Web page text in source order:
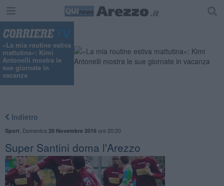
«La mia routine estiva
mattutina»: Kimi
Antonelli mostra le
sue giornate in
vacanza
Indietro
Sport Domenica 20 Novembre 2016ore 20:20
Super Santini doma l'Arezzo